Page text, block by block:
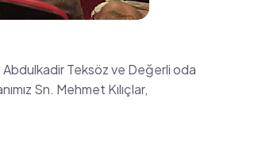
Teksöz ve Değerli oda
Sn. Mehmet Kılıçlar,